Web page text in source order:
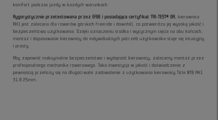
komfort podczas jazdy w każdych warunkach.
Rygorystycznie przetestowana przez EFBE i posiadająca certyfikat TRI-TEST® GR, kierownica
AH1 jest zalecana dla rowerów górskich freeride i downhill, co potwierdza jej wysoką jakość i
bezpieczeństwo użytkowania. Dzięki oznaczeniu środka i wytycznym cięcia na obu końcach,
montaż i dopasowanie kierownicy do indywidualnych potrzeb użytkownika staje się intuicyjny
i prosty.
Aby zapewnić maksymalne bezpieczeństwo i wydajność kierownicy, zalecamy montaż przez
profesjonalnego mechanika rowerowego. Taka inwestycja w jakość i doświadczenie z
pewnością przełoży się na długotrwałe zadowolenie z użytkowania kierownicy Title MTB AH1
31.8 25mm.